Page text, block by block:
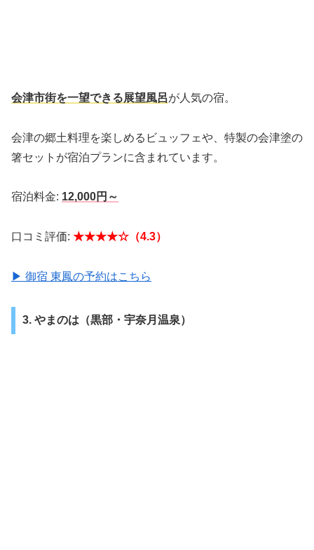
会津市街を一望できる展望風呂が人気の宿。
会津の郷土料理を楽しめるビュッフェや、特製の会津塗の
箸セットが宿泊プランに含まれています。
宿泊料金: 12,000円～
口コミ評価: ★★★★☆（4.3）
▶ 御宿 東鳳の予約はこちら
3. やまのは（黒部・宇奈月温泉）